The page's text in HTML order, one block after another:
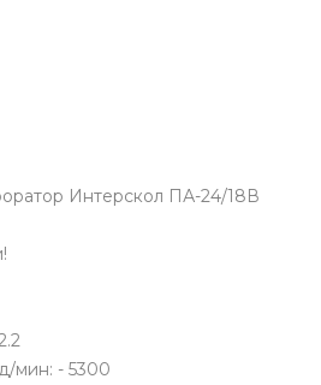
Интерскол ПА-24/18В
мин: - 5300